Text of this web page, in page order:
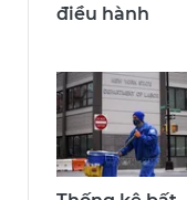
điều hành